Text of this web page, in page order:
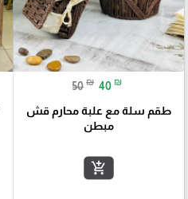
50 ₪ 40 ₪
طقم سلة مع علبة محارم قش
مبطن
add_shopping_cart